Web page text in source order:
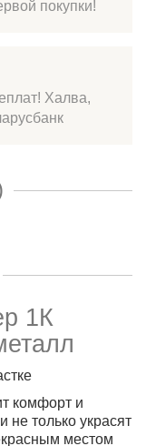
покупки!
Халва,
1К
комфорт и
не только украсят
местом